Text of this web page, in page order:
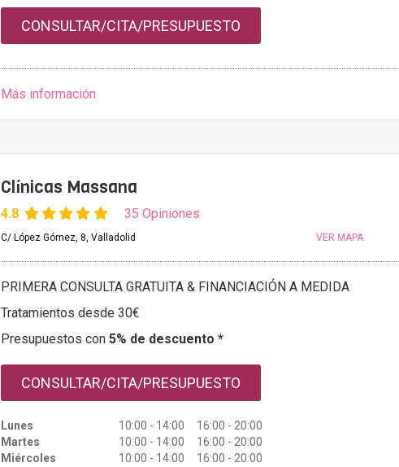
CONSULTAR/CITA/PRESUPUESTO
Más información
Clínicas Massana
4.8 35 Opiniones
C/ López Gómez, 8, Valladolid VER MAPA
PRIMERA CONSULTA GRATUITA & FINANCIACIÓN A MEDIDA
Tratamientos desde 30€
Presupuestos con 5% de descuento *
CONSULTAR/CITA/PRESUPUESTO
Lunes
10:00 - 14:00 16:00 - 20:00
Martes
10:00 - 14:00 16:00 - 20:00
Miércoles
10:00 - 14:00 16:00 - 20:00